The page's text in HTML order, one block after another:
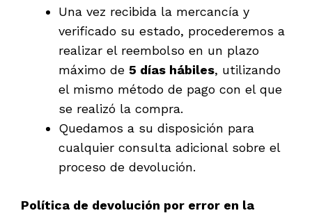
Una vez recibida la mercancía y
verificado su estado, procederemos a
realizar el reembolso en un plazo
máximo de 5 días hábiles, utilizando
el mismo método de pago con el que
se realizó la compra.
Quedamos a su disposición para
cualquier consulta adicional sobre el
proceso de devolución.
Política de devolución por error en la